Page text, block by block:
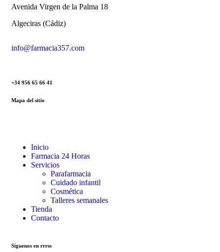
Avenida Virgen de la Palma 18
Algeciras (Cádiz)
info@farmacia357.com
+34 956 65 66 41
Mapa del sitio
Inicio
Farmacia 24 Horas
Servicios
Parafarmacia
Cuidado infantil
Cosmética
Talleres semanales
Tienda
Contacto
Síguenos en rrrss